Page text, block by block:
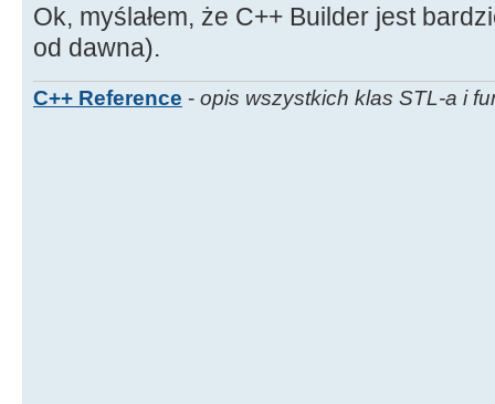
Ok, myślałem, że C++ Builder jest
od dawna).
C++ Reference - opis wszystkich klas STL-a i